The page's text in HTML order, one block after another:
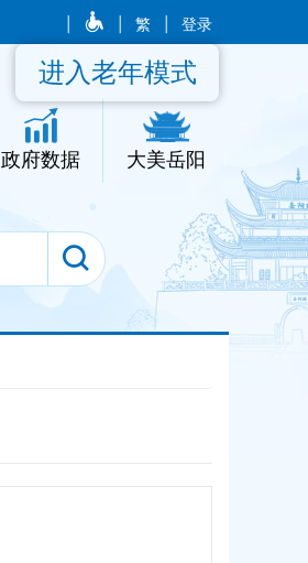
繁 登录
政府数据 大美岳阳
进入老年模式